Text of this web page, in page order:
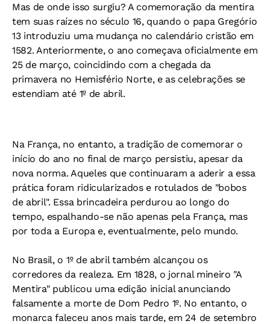
Mas de onde isso surgiu? A comemoração da mentira
tem suas raízes no século 16, quando o papa Gregório
13 introduziu uma mudança no calendário cristão em
1582. Anteriormente, o ano começava oficialmente em
25 de março, coincidindo com a chegada da
primavera no Hemisfério Norte, e as celebrações se
estendiam até 1º de abril.
Na França, no entanto, a tradição de comemorar o
início do ano no final de março persistiu, apesar da
nova norma. Aqueles que continuaram a aderir a essa
prática foram ridicularizados e rotulados de "bobos
de abril". Essa brincadeira perdurou ao longo do
tempo, espalhando-se não apenas pela França, mas
por toda a Europa e, eventualmente, pelo mundo.
No Brasil, o 1º de abril também alcançou os
corredores da realeza. Em 1828, o jornal mineiro "A
Mentira" publicou uma edição inicial anunciando
falsamente a morte de Dom Pedro 1º. No entanto, o
monarca faleceu anos mais tarde, em 24 de setembro